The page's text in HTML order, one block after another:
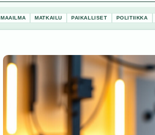
MAAILMA MATKAILU PAIKALLISET POLITIIKKA